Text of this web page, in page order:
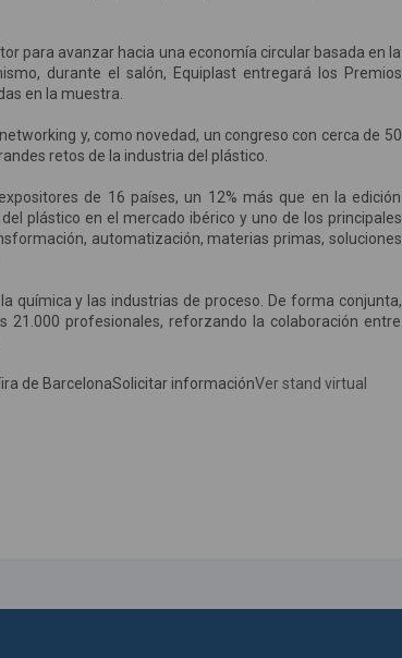
para avanzar hacia una economía circular basada en la
durante el salón, Equiplast entregará los Premios
en la muestra.
y, como novedad, un congreso con cerca de 50
retos de la industria del plástico.
de 16 países, un 12% más que en la edición
plástico en el mercado ibérico y uno de los principales
automatización, materias primas, soluciones
química y las industrias de proceso. De forma conjunta,
profesionales, reforzando la colaboración entre
de BarcelonaSolicitar informaciónVer stand virtual